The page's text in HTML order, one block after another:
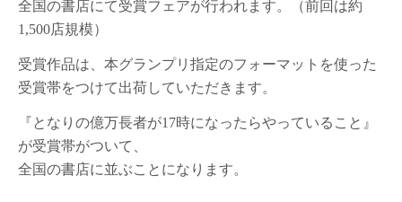
全国の書店にて受賞フェアが行われます。（前回は約
1,500店規模）
受賞作品は、本グランプリ指定のフォーマットを使った
受賞帯をつけて出荷していただきます。
『となりの億万長者が17時になったらやっていること』
が受賞帯がついて、
全国の書店に並ぶことになります。